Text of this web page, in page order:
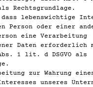
Rechtsgrundlage.
lebenswichtige
Person oder einer
eine Verarbeitung
Daten erforderlich
1 lit. d DSGVO als
zur Wahrung
unseres